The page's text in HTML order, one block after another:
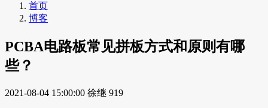
首页
博客
PCBA电路板常见拼板方式和原则有哪
些？
2021-08-04 15:00:00 徐继 919